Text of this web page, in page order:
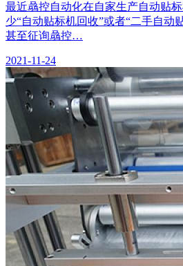
最近骉控自动化在自家生产自动贴
少“自动贴标机回收”或者“二手自动
甚至征询骉控…
2021-11-24